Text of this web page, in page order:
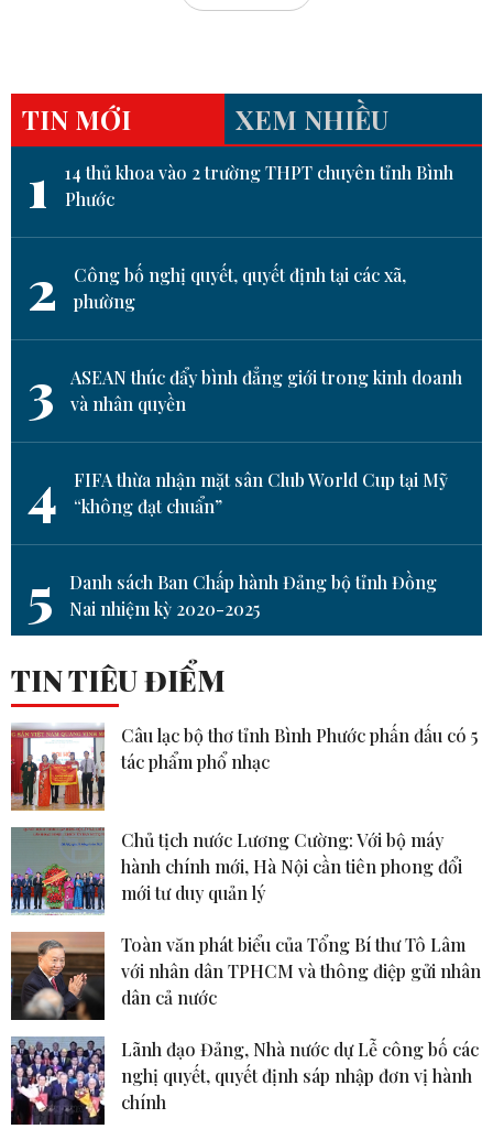
TIN MỚI XEM NHIỀU
1
14 thủ khoa vào 2 trường THPT chuyên tỉnh Bình
Phước
2
Công bố nghị quyết, quyết định tại các xã,
phường
3
ASEAN thúc đẩy bình đẳng giới trong kinh doanh
và nhân quyền
4
FIFA thừa nhận mặt sân Club World Cup tại Mỹ
“không đạt chuẩn”
5
Danh sách Ban Chấp hành Đảng bộ tỉnh Đồng
Nai nhiệm kỳ 2020-2025
TIN TIÊU ĐIỂM
Câu lạc bộ thơ tỉnh Bình Phước phấn đấu có 5
tác phẩm phổ nhạc
Chủ tịch nước Lương Cường: Với bộ máy
hành chính mới, Hà Nội cần tiên phong đổi
mới tư duy quản lý
Toàn văn phát biểu của Tổng Bí thư Tô Lâm
với nhân dân TPHCM và thông điệp gửi nhân
dân cả nước
Lãnh đạo Đảng, Nhà nước dự Lễ công bố các
nghị quyết, quyết định sáp nhập đơn vị hành
chính